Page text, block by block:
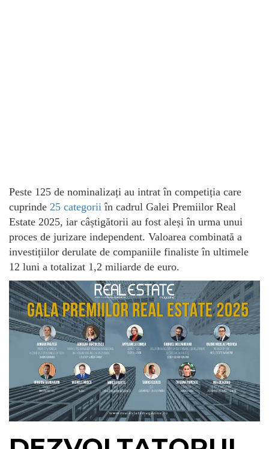
Peste 125 de nominalizați au intrat în competiția care
cuprinde 25 categorii în cadrul Galei Premiilor Real
Estate 2025, iar câștigătorii au fost aleși în urma unui
proces de jurizare independent. Valoarea combinată a
investițiilor derulate de companiile finaliste în ultimele
12 luni a totalizat 1,2 miliarde de euro.